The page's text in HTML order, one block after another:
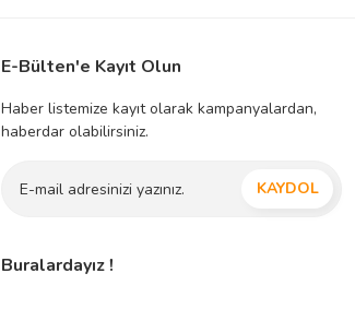
E-Bülten'e Kayıt Olun
Haber listemize kayıt olarak kampanyalardan,
haberdar olabilirsiniz.
KAYDOL
Buralardayız !